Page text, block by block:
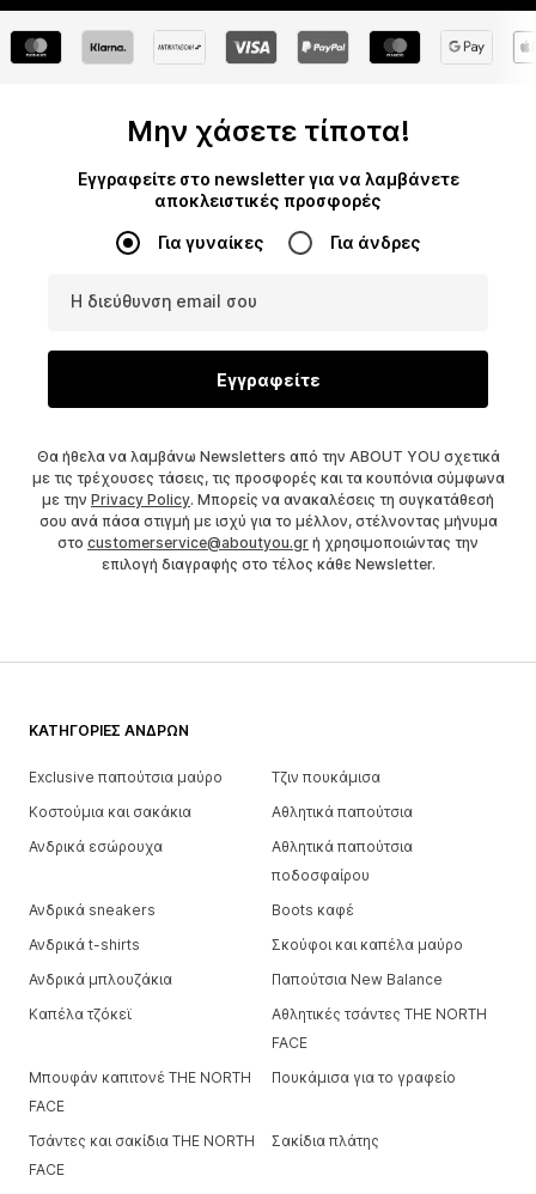
Μην χάσετε τίποτα!
Εγγραφείτε στο newsletter για να λαμβάνετε
αποκλειστικές προσφορές
Για γυναίκες Για άνδρες
Η διεύθυνση email σου
Εγγραφείτε
Θα ήθελα να λαμβάνω Newsletters από την ABOUT YOU σχετικά
με τις τρέχουσες τάσεις, τις προσφορές και τα κουπόνια σύμφωνα
με την Privacy Policy. Μπορείς να ανακαλέσεις τη συγκατάθεσή
σου ανά πάσα στιγμή με ισχύ για το μέλλον, στέλνοντας μήνυμα
στο customerservice@aboutyou.gr ή χρησιμοποιώντας την
επιλογή διαγραφής στο τέλος κάθε Newsletter.
ΚΑΤΗΓΟΡΊΕΣ ΑΝΔΡΏΝ
Exclusive παπούτσια μαύρο
Τζιν πουκάμισα
Κοστούμια και σακάκια
Αθλητικά παπούτσια
Ανδρικά εσώρουχα
Αθλητικά παπούτσια
ποδοσφαίρου
Ανδρικά sneakers
Boots καφέ
Ανδρικά t-shirts
Σκούφοι και καπέλα μαύρο
Ανδρικά μπλουζάκια
Παπούτσια New Balance
Καπέλα τζόκεϊ
Αθλητικές τσάντες THE NORTH
FACE
Μπουφάν καπιτονέ THE NORTH
FACE
Πουκάμισα για το γραφείο
Τσάντες και σακίδια THE NORTH
FACE
Σακίδια πλάτης